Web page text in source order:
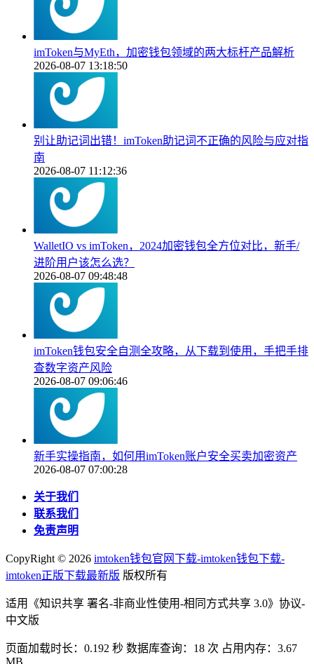
imToken与MyEth，加密钱包领域的两大标杆产品解析
2026-08-07 13:18:50
别让助记词出错！imToken助记词不正确的风险与应对指
南
2026-08-07 11:12:36
WalletIO vs imToken，2024加密钱包全方位对比，新手/
进阶用户该怎么选？
2026-08-07 09:48:48
imToken钱包安全自测全攻略，从下载到使用，手把手排
查数字资产风险
2026-08-07 09:06:46
新手实操指南，如何用imToken账户安全买卖加密资产
2026-08-07 07:00:28
关于我们
联系我们
免责声明
CopyRight © 2026 imtoken钱包官网下载-imtoken钱包下载-
imtoken正版下载最新版 版权所有
适用《知识共享 署名-非商业性使用-相同方式共享 3.0》协议-
中文版
页面加载时长：0.192 秒 数据库查询：18 次 占用内存：3.67